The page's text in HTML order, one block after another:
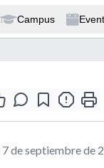
Campus
de septiembre de